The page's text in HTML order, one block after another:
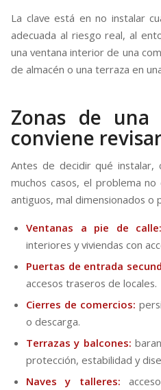
La clave está en no instalar
adecuada al riesgo real, al
una ventana interior de una
de almacén o una terraza en
Zonas de una
conviene
Antes de decidir qué instalar,
muchos casos, el problema
antiguos, mal dimensionados o
Ventanas a pie de calle:
interiores y viviendas con
Puertas de entrada
accesos traseros de locales.
Cierres de comercios:
o descarga.
Terrazas y balcones:
protección, estabilidad y
Naves y talleres: